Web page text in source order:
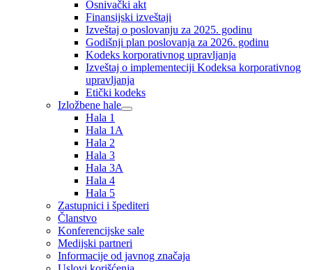
Osnivački akt
Finansijski izveštaji
Izveštaj o poslovanju za 2025. godinu
Godišnji plan poslovanja za 2026. godinu
Kodeks korporativnog upravljanja
Izveštaj o implementeciji Kodeksa korporativnog
upravljanja
Etički kodeks
Izložbene hale
Hala 1
Hala 1A
Hala 2
Hala 3
Hala 3A
Hala 4
Hala 5
Zastupnici i špediteri
Članstvo
Konferencijske sale
Medijski partneri
Informacije od javnog značaja